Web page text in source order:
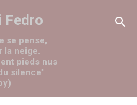
principali
Fedro
se pense,
la neige.
pieds nus
silence"